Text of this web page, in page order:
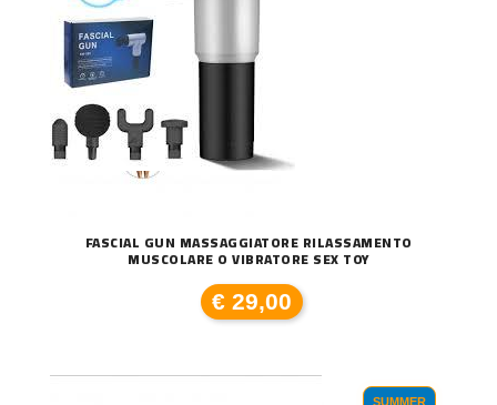
FASCIAL GUN MASSAGGIATORE RILASSAMENTO
MUSCOLARE O VIBRATORE SEX TOY
€ 29,00
SUMMER